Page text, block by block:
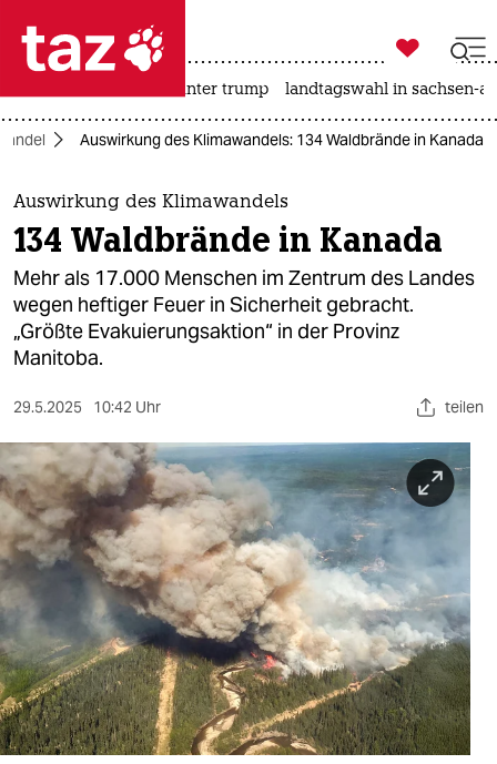
 taz zahl ich
taz zahl ich
themen
politik
öko
gesellschaft
kultur
sport
berlin
nord
wahrheit
verlag
verlag
veranstaltungen

taz zahl ich
usa unter trump landtagswahl in sachsen-
Auswirkung des Klimawandels: 134 Waldbrände in Kanada
Auswirkung des Klimawandels
134 Waldbrände in Kanada
Mehr als 17.000 Menschen im Zentrum des Landes
wegen heftiger Feuer in Sicherheit gebracht.
„Größte Evakuierungsaktion“ in der Provinz
Manitoba.
29.5.2025 10:42 Uhr teilen